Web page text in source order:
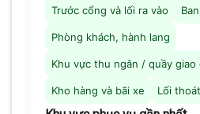
Trước cổng và lối ra vào
Phòng khách, hành lang
Khu vực thu ngân / quầy giao
Kho hàng và bãi xe Lối